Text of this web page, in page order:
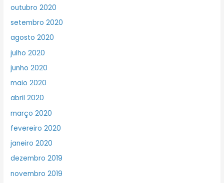
outubro 2020
setembro 2020
agosto 2020
julho 2020
junho 2020
maio 2020
abril 2020
março 2020
fevereiro 2020
janeiro 2020
dezembro 2019
novembro 2019